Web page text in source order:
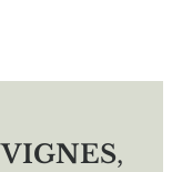
VIGNES,